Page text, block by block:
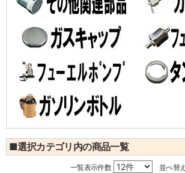
■選択カテゴリ内の商品一覧
一覧表示件数 並べ替え